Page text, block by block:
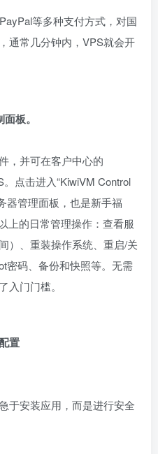
等多种支付方式，对国
通常几分钟内，VPS就会开
板。
，并可在客户中心的
点击进入“KiwiVM Control
器管理面板，也是新手福
上的日常管理操作：查看服
）、重装操作系统、重启/关
密码、备份和快照等。无需
入门门槛。
置
于安装应用，而是进行安全